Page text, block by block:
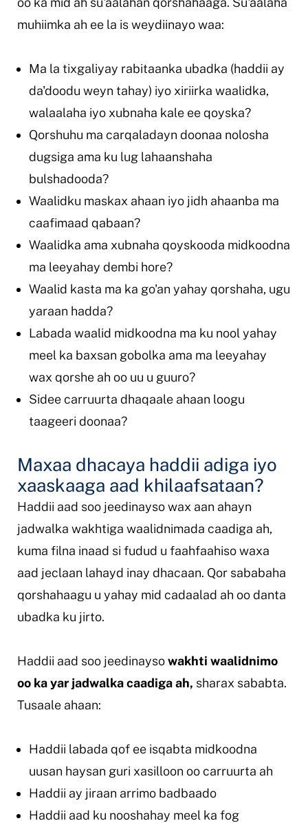
muhiimka ah ee la is weydiinayo waa:
Ma la tixgaliyay rabitaanka ubadka (haddii ay
da'doodu weyn tahay) iyo xiriirka waalidka,
walaalaha iyo xubnaha kale ee qoyska?
Qorshuhu ma carqaladayn doonaa nolosha
dugsiga ama ku lug lahaanshaha
bulshadooda?
Waalidku maskax ahaan iyo jidh ahaanba ma
caafimaad qabaan?
Waalidka ama xubnaha qoyskooda midkoodna
ma leeyahay dembi hore?
Waalid kasta ma ka go'an yahay qorshaha, ugu
yaraan hadda?
Labada waalid midkoodna ma ku nool yahay
meel ka baxsan gobolka ama ma leeyahay
wax qorshe ah oo uu u guuro?
Sidee carruurta dhaqaale ahaan loogu
taageeri doonaa?
Maxaa dhacaya haddii adiga iyo
xaaskaaga aad khilaafsataan?
Haddii aad soo jeedinayso wax aan ahayn
jadwalka wakhtiga waalidnimada caadiga ah,
kuma filna inaad si fudud u faahfaahiso waxa
aad jeclaan lahayd inay dhacaan. Qor sababaha
qorshahaagu u yahay mid cadaalad ah oo danta
ubadka ku jirto.
Haddii aad soo jeedinaysowakhti waalidnimo
oo ka yar jadwalka caadiga ah, sharax sababta.
Tusaale ahaan:
Haddii labada qof ee isqabta midkoodna
uusan haysan guri xasilloon oo carruurta ah
Haddii ay jiraan arrimo badbaado
Haddii aad ku nooshahay meel ka fog